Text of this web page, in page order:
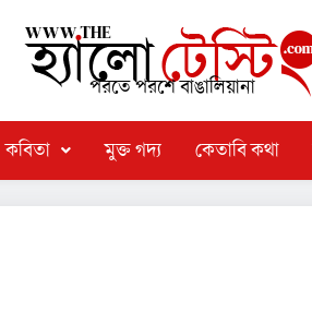
পরতে পরশে বাঙালিয়ানা
কবিতা মুক্ত গদ্য কেতাবি কথা